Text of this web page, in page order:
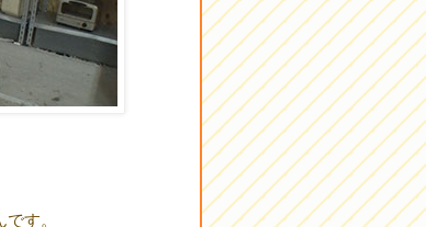
す。